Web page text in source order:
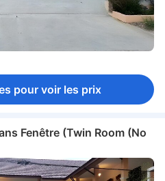
pour voir les prix
Fenêtre (Twin Room (No